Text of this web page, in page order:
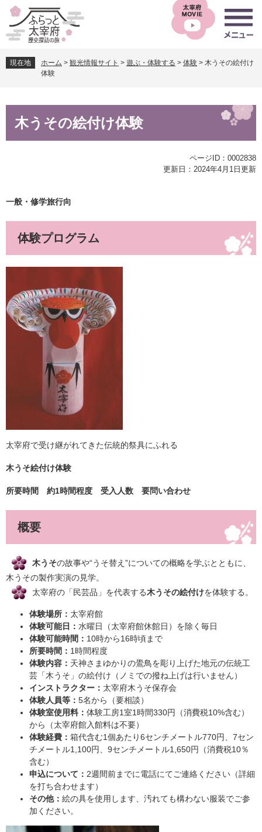
先
頭
。
を
飛
て
へ
現在地 ホーム > 観光情報サイト > 遊ぶ・体験する > 体験 > 木うその絵付け
体験
木うその絵付け体験
ページID：0002838
更新日：2024年4月1日更新
一般・修学旅行向
体験プログラム
太宰府で受け継がれてきた伝統的祭具にふれる
木うそ絵付け体験
所要時間 約1時間程度 受入人数 要問い合わせ
概要
木うその故事や“うそ替え”についての概略を学ぶとともに、
木うその製作実演の見学。
太宰府の「民芸品」を代表する木うその絵付けを体験する。
体験場所： 太宰府館
体験可能日： 水曜日（太宰府館休館日）を除く毎日
体験可能時間： 10時から16時頃まで
所要時間： 1時間程度
体験内容： 天神さまゆかりの鷽鳥を彫り上げた地元の伝統工
芸「木うそ」の絵付け（ノミでの撥ね上げは行いません）
インストラクター： 太宰府木うそ保存会
体験人員等： 5名から（要相談）
体験室使用料： 体験工房1室1時間330円（消費税10%含む）
から（太宰府館入館料は不要）
体験経費： 箱代含む1個あたり6センチメートル770円、7セン
チメートル1,100円、9センチメートル1,650円（消費税10％
含む）
申込について： 2週間前までに電話にてご連絡ください（詳細
を打ち合わせます）
その他： 絵の具を使用します、汚れても構わない服装でご参
加ください。